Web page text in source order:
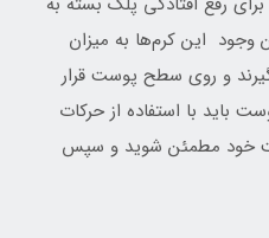
وجود این کرم‌ها به میزان
و روی سطح پوست قرار
باید با استفاده از حرکات
خود مطمئن شوید و سپس